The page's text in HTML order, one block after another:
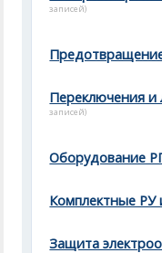
записей)
Переключения и
записей)
Оборудование
Комплектные РУ
Защита